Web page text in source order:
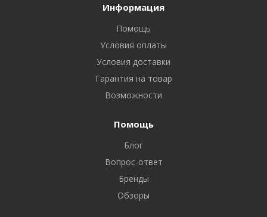
Информация
Помощь
Условия оплаты
Условия доставки
Гарантия на товар
Возможности
Помощь
Блог
Вопрос-ответ
Бренды
Обзоры